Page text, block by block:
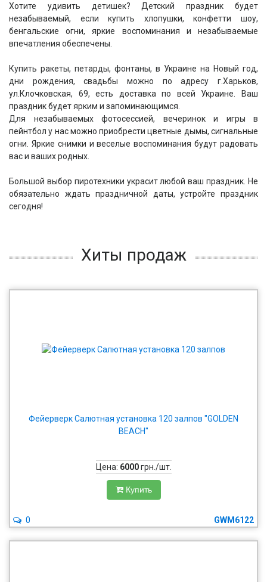
Хотите удивить детишек? Детский праздник будет
незабываемый, если купить хлопушки, конфетти шоу,
бенгальские огни, яркие воспоминания и незабываемые
впечатления обеспечены.
Купить ракеты, петарды, фонтаны, в Украине на Новый год,
дни рождения, свадьбы можно по адресу г.Харьков,
ул.Клочковская, 69, есть доставка по всей Украине. Ваш
праздник будет ярким и запоминающимся.
Для незабываемых фотосессией, вечеринок и игры в
пейнтбол у нас можно приобрести цветные дымы, сигнальные
огни. Яркие снимки и веселые воспоминания будут радовать
вас и ваших родных.
Большой выбор пиротехники украсит любой ваш праздник. Не
обязательно ждать праздничной даты, устройте праздник
сегодня!
Хиты продаж
Фейерверк Салютная установка 120 залпов "GOLDEN
BEACH"
Цена: 6000грн./шт.
Купить
GWM6122
0